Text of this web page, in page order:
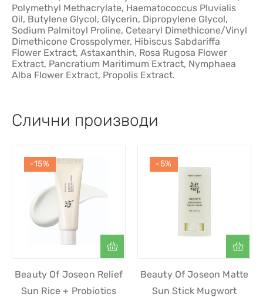
Polymethyl Methacrylate, Haematococcus Pluvialis
Oil, Butylene Glycol, Glycerin, Dipropylene Glycol,
Sodium Palmitoyl Proline, Cetearyl Dimethicone/Vinyl
Dimethicone Crosspolymer, Hibiscus Sabdariffa
Flower Extract, Astaxanthin, Rosa Rugosa Flower
Extract, Pancratium Maritimum Extract, Nymphaea
Alba Flower Extract, Propolis Extract.
Слични производи
-15%
Beauty Of Joseon Relief
Sun Rice + Probiotics
-5%
Beauty Of Joseon Matte
Sun Stick Mugwort